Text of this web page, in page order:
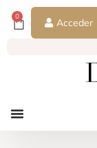
0
Acceder